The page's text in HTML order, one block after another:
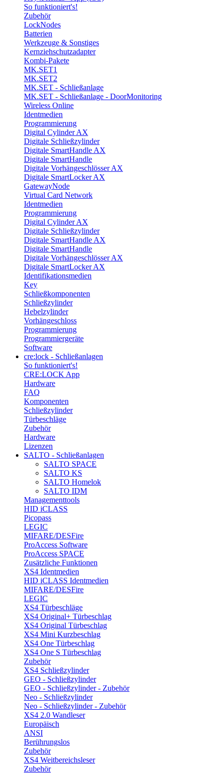
So funktioniert's!
Zubehör
LockNodes
Batterien
Werkzeuge & Sonstiges
Kernziehschutzadapter
Kombi-Pakete
MK.SET1
MK.SET2
MK.SET - Schließanlage
MK.SET - Schließanlage - DoorMonitoring
Wireless Online
Identmedien
Programmierung
Digital Cylinder AX
Digitale Schließzylinder
Digitale SmartHandle AX
Digitale SmartHandle
Digitale Vorhängeschlösser AX
Digitale SmartLocker AX
GatewayNode
Virtual Card Network
Identmedien
Programmierung
Digital Cylinder AX
Digitale Schließzylinder
Digitale SmartHandle AX
Digitale SmartHandle
Digitale Vorhängeschlösser AX
Digitale SmartLocker AX
Identifikationsmedien
Key
Schließkomponenten
Schließzylinder
Hebelzylinder
Vorhängeschloss
Programmierung
Programmiergeräte
Software
cre:lock - Schließanlagen
So funktioniert's!
CRE:LOCK App
Hardware
FAQ
Komponenten
Schließzylinder
Türbeschläge
Zubehör
Hardware
Lizenzen
SALTO - Schließanlagen
SALTO SPACE
SALTO KS
SALTO Homelok
SALTO IDM
Managementtools
HID iCLASS
Picopass
LEGIC
MIFARE/DESFire
ProAccess Software
ProAccess SPACE
Zusätzliche Funktionen
XS4 Identmedien
HID iCLASS Identmedien
MIFARE/DESFire
LEGIC
XS4 Türbeschläge
XS4 Original+ Türbeschlag
XS4 Original Türbeschlag
XS4 Mini Kurzbeschlag
XS4 One Türbeschlag
XS4 One S Türbeschlag
Zubehör
XS4 Schließzylinder
GEO - Schließzylinder
GEO - Schließzylinder - Zubehör
Neo - Schließzylinder
Neo - Schließzylinder - Zubehör
XS4 2.0 Wandleser
Europäisch
ANSI
Berührungslos
Zubehör
XS4 Weitbereichsleser
Zubehör